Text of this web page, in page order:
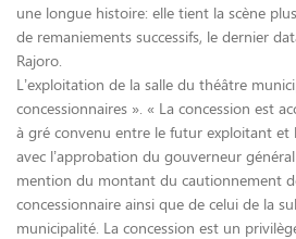
une longue histoire: elle tient la scène
de remaniements successifs, le dernier
Rajoro.
L’exploitation de la salle du théâtre
concessionnaires ». « La concession est
à gré convenu entre le futur exploitant et
avec l’approbation du gouverneur
mention du montant du cautionnement
concessionnaire ainsi que de celui de la
municipalité. La concession est un